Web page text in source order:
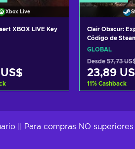
Xbox Live
XBOX LIVE Key
ofertas
Clair Obscur:
Código de
GLOBAL
Desde 57,73
23,89
11% Cashback
Ver
|| Para compras NO